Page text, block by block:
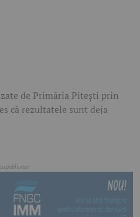
de Primăria Pitești prin
că rezultatele sunt deja